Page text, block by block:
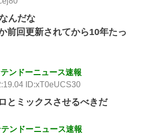
んだな
前回更新されてから10年たっ
ンドーニュース速報
ID:xT0eUCS30
とミックスさせるべきだ
ンドーニュース速報